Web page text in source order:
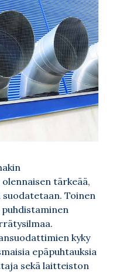
tärkeää,
suodatetaan. Toinen
kyky
epäpuhtauksia
sekä laitteiston